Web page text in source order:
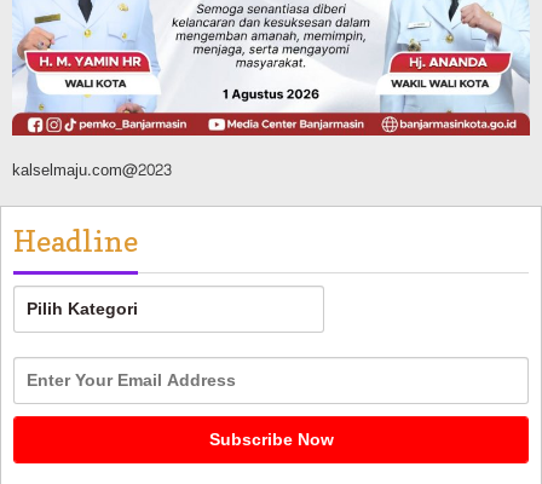
Agustus 8, 2026
kalselmaju.com@2023
Headline
Headline